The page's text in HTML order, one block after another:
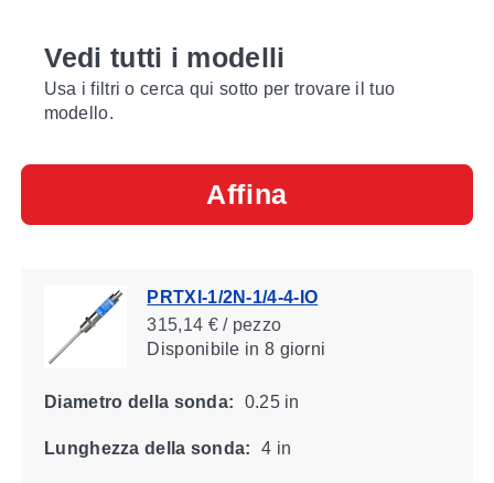
Vedi tutti i modelli
Usa i filtri o cerca qui sotto per trovare il tuo
modello.
Affina
PRTXI-1/2N-1/4-4-IO
315,14 € / pezzo
Disponibile in 8 giorni
Diametro della sonda: 0.25 in
Lunghezza della sonda: 4 in